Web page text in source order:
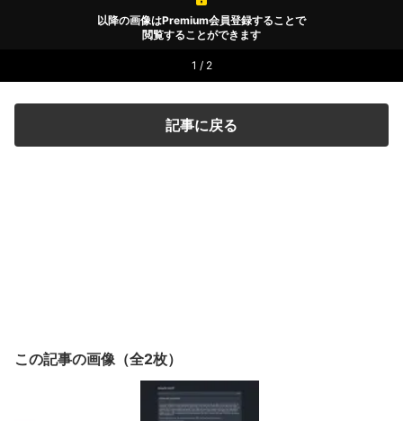
以降の画像はPremium会員登録することで
閲覧することができます
1 / 2
記事に戻る
この記事の画像（全2枚）